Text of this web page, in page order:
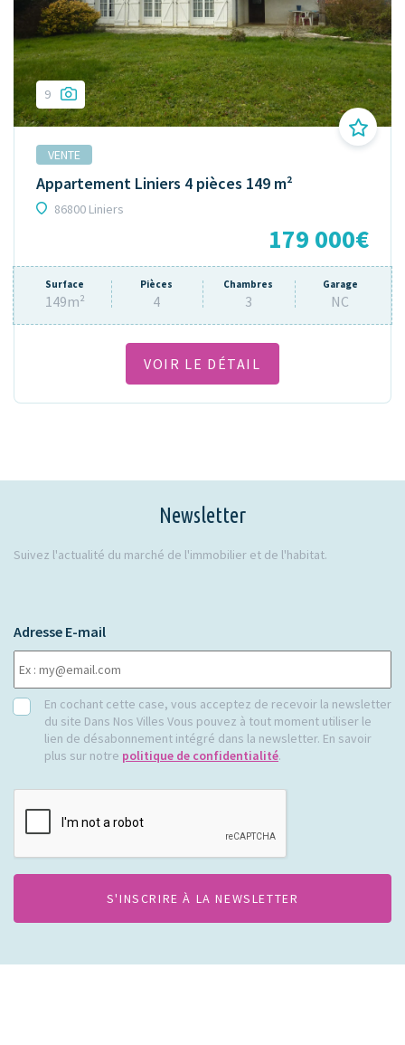
9
VENTE
Appartement Liniers 4 pièces 149 m²
86800 Liniers
179 000€
Surface
149m²
Pièces
4
Chambres
3
Garage
NC
VOIR LE DÉTAIL
Newsletter
Suivez l'actualité du marché de l'immobilier et de l'habitat.
Adresse E-mail
RGPDEn cochant cette case, vous acceptez de recevoir la newsletter
du site Dans Nos Villes Vous pouvez à tout moment utiliser le
lien de désabonnement intégré dans la newsletter. En savoir
plus sur notre politique de confidentialité.
CAPTCHA